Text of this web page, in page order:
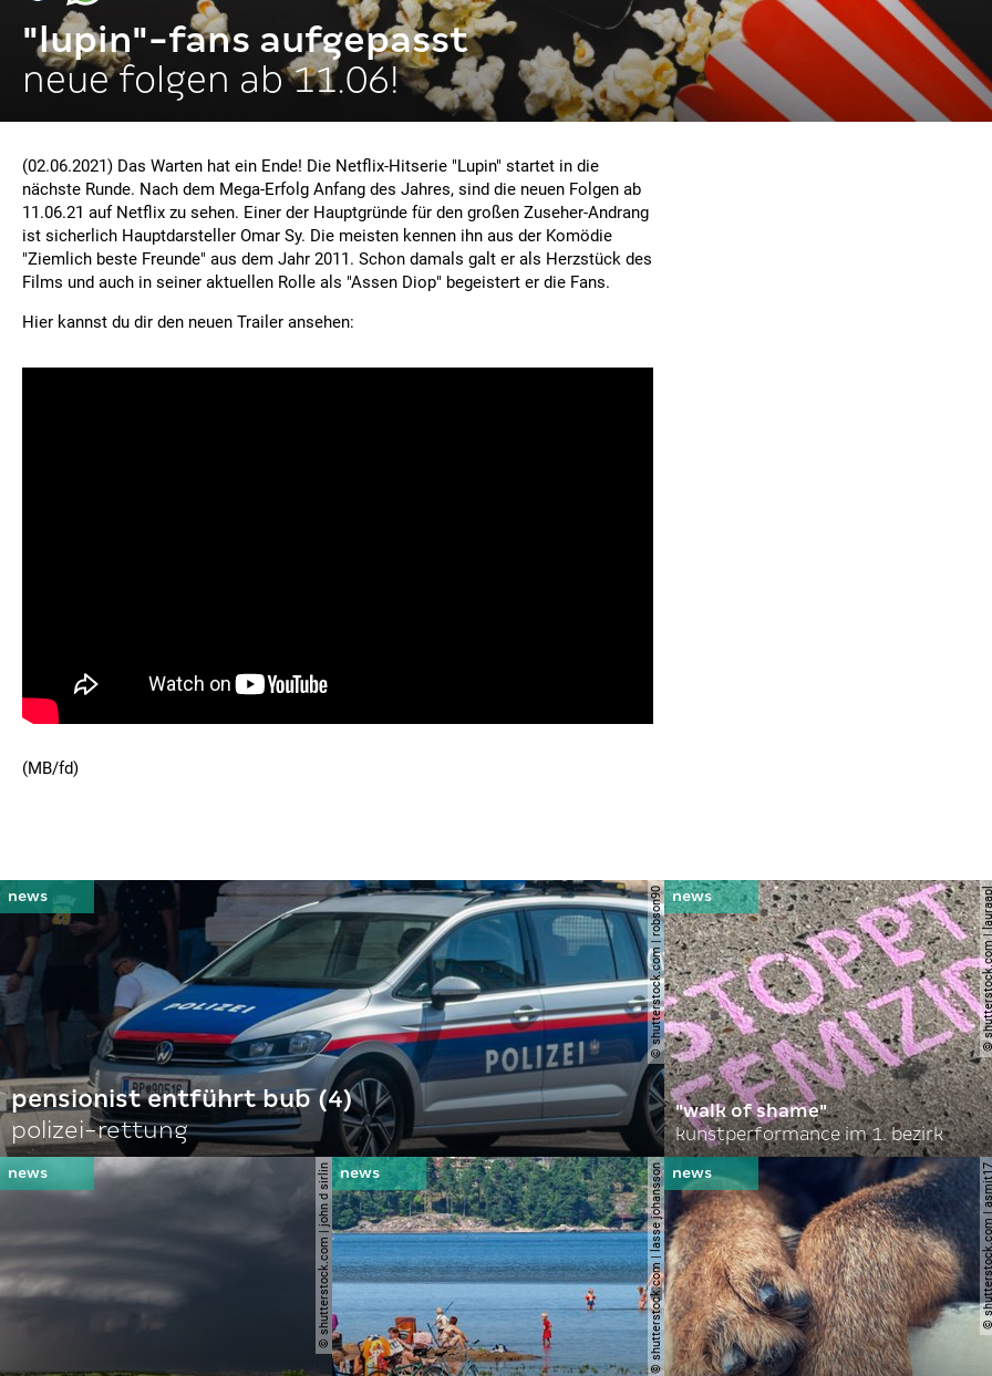
"lupin"-fans aufgepasst
neue folgen ab 11.06!
(02.06.2021) Das Warten hat ein Ende! Die Netflix-Hitserie "Lupin" startet in die
nächste Runde. Nach dem Mega-Erfolg Anfang des Jahres, sind die neuen Folgen ab
11.06.21 auf Netflix zu sehen. Einer der Hauptgründe für den großen Zuseher-Andrang
ist sicherlich Hauptdarsteller Omar Sy. Die meisten kennen ihn aus der Komödie
"Ziemlich beste Freunde" aus dem Jahr 2011. Schon damals galt er als Herzstück des
Films und auch in seiner aktuellen Rolle als "Assen Diop" begeistert er die Fans.
Hier kannst du dir den neuen Trailer ansehen:
(MB/fd)
© shutterstock.com | robson90
pensionist entführt bub (4)
polizei-rettung
©
"walk of shame"
kunstperformance im 1. bezirk
© shutterstock.com | john d sirlin © shutterstock.com | lasse johansson ©